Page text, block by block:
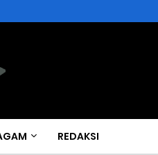
REDAKSI